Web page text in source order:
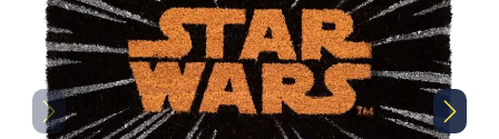
Előrendelhető cuccok
Outlet cuccok
Ajándékkártya